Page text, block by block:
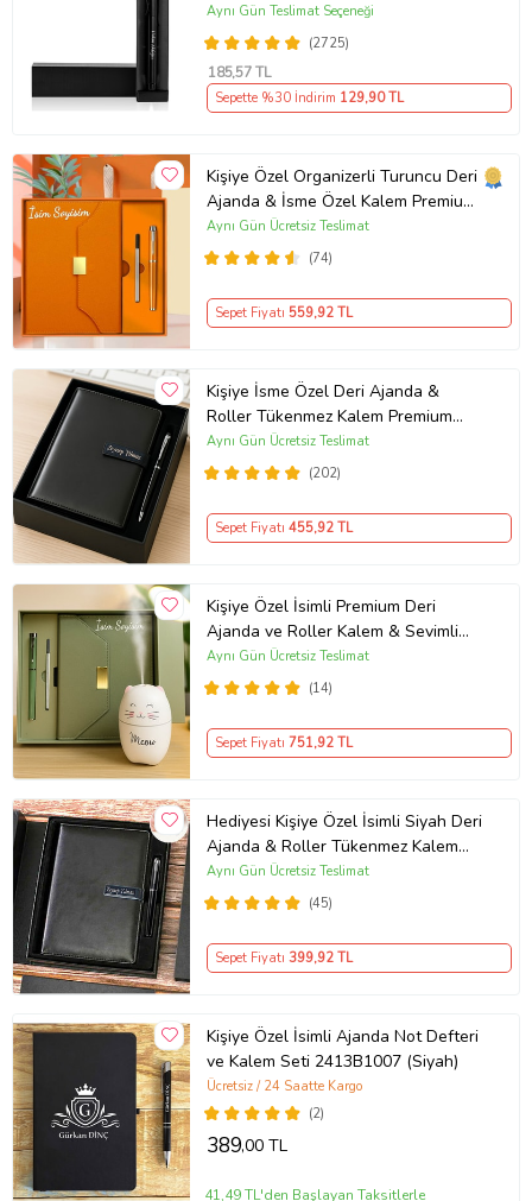
(2725)
Aynı Gün Teslimat Seçeneği
185,57 TL
Sepette %30 İndirim 129,90 TL
Kişiye Özel Organizerli Turuncu Deri
Ajanda & İsme Özel Kalem Premium
Hediye Seti
(74)
Aynı Gün Ücretsiz Teslimat
Sepet Fiyatı 559,92 TL
Kişiye İsme Özel Deri Ajanda &
Roller Tükenmez Kalem Premium
Kutulu Ofis İş Hediyesi
(202)
Aynı Gün Ücretsiz Teslimat
Sepet Fiyatı 455,92 TL
Kişiye Özel İsimli Premium Deri
Ajanda ve Roller Kalem & Sevimli
Kedi H2o Nemlendirici Seti
(14)
Aynı Gün Ücretsiz Teslimat
Sepet Fiyatı 751,92 TL
Hediyesi Kişiye Özel İsimli Siyah Deri
Ajanda & Roller Tükenmez Kalem
Yeni İş Hediyesi
(45)
Aynı Gün Ücretsiz Teslimat
Sepet Fiyatı 399,92 TL
Kişiye Özel İsimli Ajanda Not Defteri
ve Kalem Seti 2413B1007 (Siyah)
(2)
Ücretsiz / 24 Saatte Kargo
389,00 TL
41,49 TL'den Başlayan Taksitlerle